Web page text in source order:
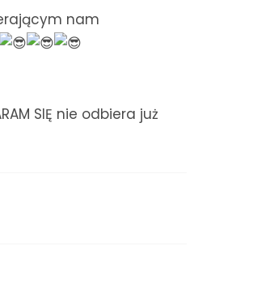
nam
SIĘ nie odbiera już